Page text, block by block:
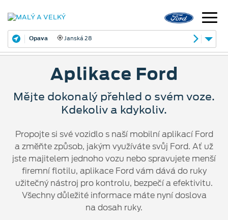
Opava Janská 28
Aplikace Ford
Mějte dokonalý přehled o svém voze.
Kdekoliv a kdykoliv.
Propojte si své vozidlo s naší mobilní aplikací Ford
a změňte způsob, jakým využíváte svůj Ford. Ať už
jste majitelem jednoho vozu nebo spravujete menší
firemní flotilu, aplikace Ford vám dává do ruky
užitečný nástroj pro kontrolu, bezpečí a efektivitu.
Všechny důležité informace máte nyní doslova
na dosah ruky.